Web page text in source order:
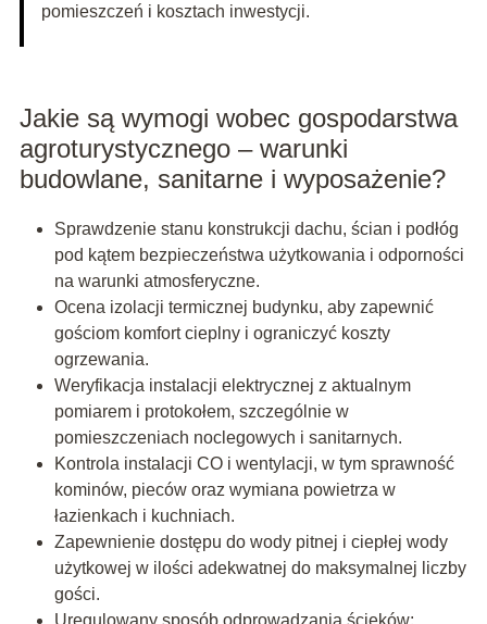
pomieszczeń i kosztach inwestycji.
Jakie są wymogi wobec gospodarstwa
agroturystycznego – warunki
budowlane, sanitarne i wyposażenie?
Sprawdzenie stanu konstrukcji dachu, ścian i podłóg
pod kątem bezpieczeństwa użytkowania i odporności
na warunki atmosferyczne.
Ocena izolacji termicznej budynku, aby zapewnić
gościom komfort cieplny i ograniczyć koszty
ogrzewania.
Weryfikacja instalacji elektrycznej z aktualnym
pomiarem i protokołem, szczególnie w
pomieszczeniach noclegowych i sanitarnych.
Kontrola instalacji CO i wentylacji, w tym sprawność
kominów, pieców oraz wymiana powietrza w
łazienkach i kuchniach.
Zapewnienie dostępu do wody pitnej i ciepłej wody
użytkowej w ilości adekwatnej do maksymalnej liczby
gości.
Uregulowany sposób odprowadzania ścieków: